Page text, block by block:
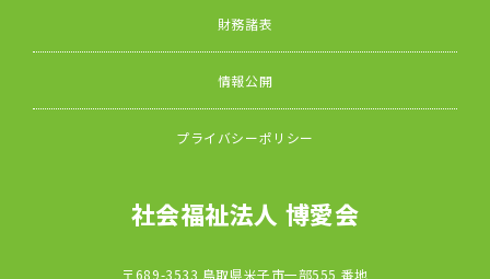
財務諸表
情報公開
プライバシーポリシー
社会福祉法人 博愛会
〒689-3533 鳥取県米子市一部555 番地